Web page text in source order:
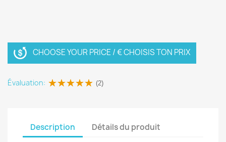
CHOOSE YOUR PRICE / € CHOISIS TON PRIX
Évaluation: (2)
Description Détails du produit